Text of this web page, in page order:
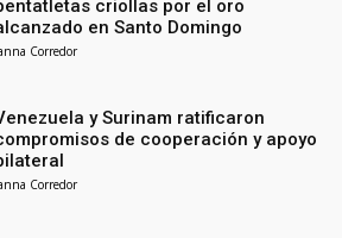
criollas por el oro
en Santo Domingo
Corredor
y Surinam ratificaron
de cooperación y apoyo
Corredor